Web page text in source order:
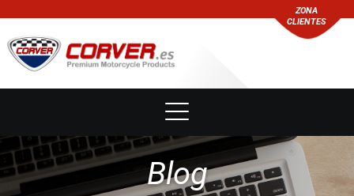
ZONA
CLIENTES
Blog